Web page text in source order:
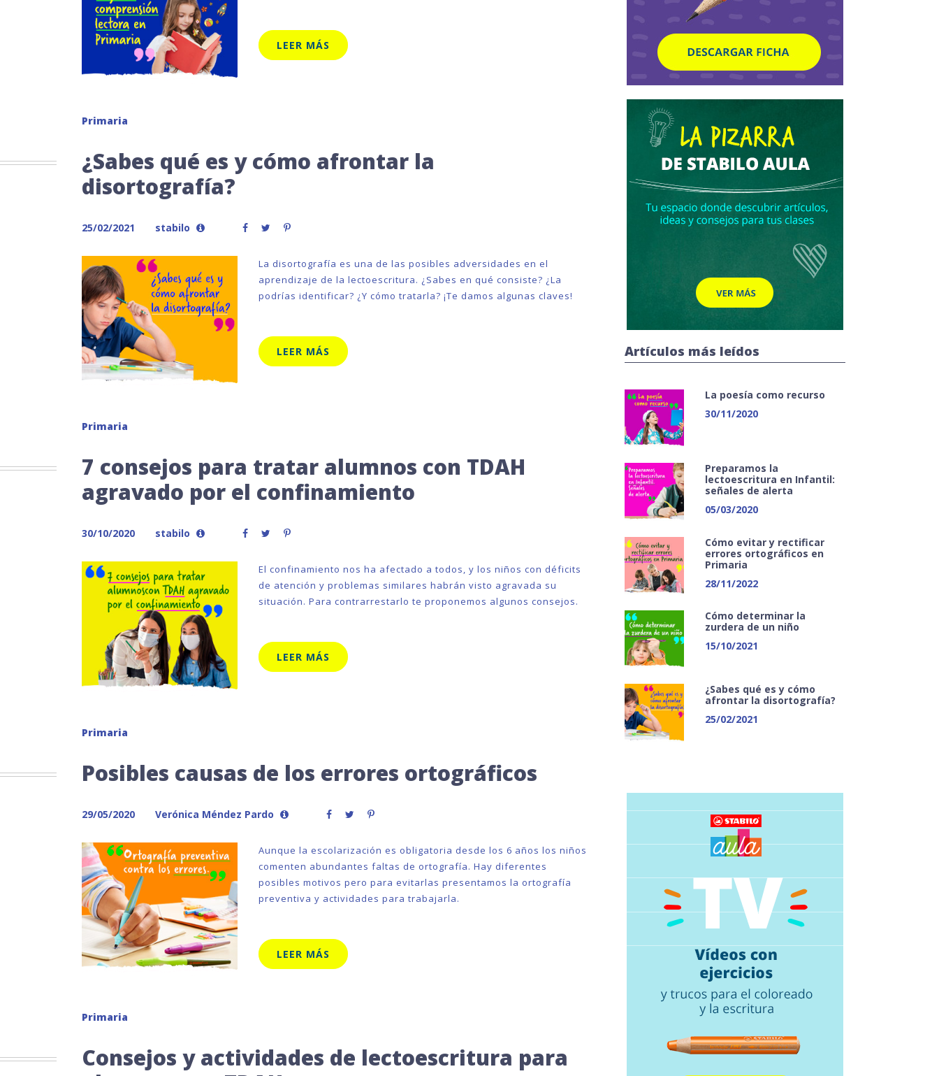
LEER MÁS
Primaria
¿Sabes qué es y cómo afrontar la
disortografía?
25/02/2021 stabilo
La disortografía es una de las posibles adversidades en el
aprendizaje de la lectoescritura. ¿Sabes en qué consiste? ¿La
podrías identificar? ¿Y cómo tratarla? ¡Te damos algunas claves!
LEER MÁS
Primaria
7 consejos para tratar alumnos con TDAH
agravado por el confinamiento
30/10/2020 stabilo
El confinamiento nos ha afectado a todos, y los niños con déficits
de atención y problemas similares habrán visto agravada su
situación. Para contrarrestarlo te proponemos algunos consejos.
LEER MÁS
Primaria
Posibles causas de los errores ortográficos
29/05/2020 Verónica Méndez Pardo
Aunque la escolarización es obligatoria desde los 6 años los niños
comenten abundantes faltas de ortografía. Hay diferentes
posibles motivos pero para evitarlas presentamos la ortografía
preventiva y actividades para trabajarla.
LEER MÁS
Primaria
Consejos y actividades de lectoescritura para
Artículos más leídos
La poesía como recurso
30/11/2020
Preparamos la
lectoescritura en Infantil:
señales de alerta
05/03/2020
Cómo evitar y rectificar
errores ortográficos en
Primaria
28/11/2022
Cómo determinar la
zurdera de un niño
15/10/2021
¿Sabes qué es y cómo
afrontar la disortografía?
25/02/2021